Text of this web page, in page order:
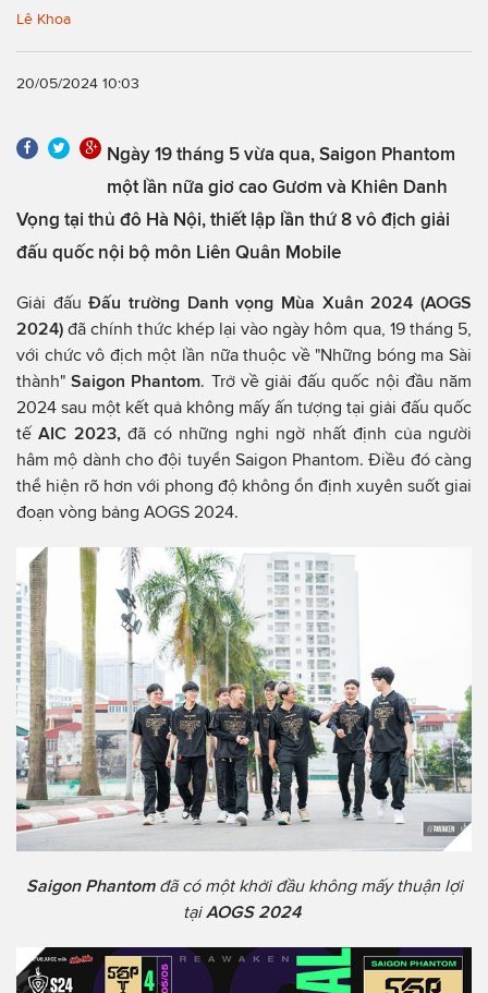
Lê Khoa
20/05/2024 10:03
Ngày 19 tháng 5 vừa qua, Saigon Phantom
một lần nữa giơ cao Gươm và Khiên Danh
Vọng tại thủ đô Hà Nội, thiết lập lần thứ 8 vô địch giải
đấu quốc nội bộ môn Liên Quân Mobile
Giải đấuĐấu trường Danh vọng Mùa Xuân 2024 (AOGS
2024) đã chính thức khép lại vào ngày hôm qua, 19 tháng 5,
với chức vô địch một lần nữa thuộc về "Những bóng ma Sài
thành"Saigon Phantom. Trở về giải đấu quốc nội đầu năm
2024 sau một kết quả không mấy ấn tượng tại giải đấu quốc
tếAIC 2023, đã có những nghi ngờ nhất định của người
hâm mộ dành cho đội tuyển Saigon Phantom. Điều đó càng
thể hiện rõ hơn với phong độ không ổn định xuyên suốt giai
đoạn vòng bảng AOGS 2024.
Saigon Phantom đã có một khởi đầu không mấy thuận lợi
tại AOGS 2024